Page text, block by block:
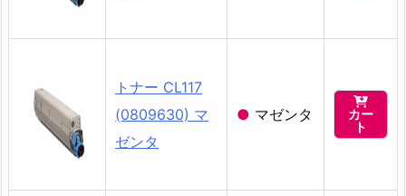
トナー CL117
(0809630) マ
ゼンタ
● マゼンタ

カー
ト